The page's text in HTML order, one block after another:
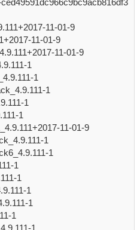
11-01-9
11-01-9
11-01-9
1
1
1
1
1
11-01-9
1
1
1
1
1
1
1
1